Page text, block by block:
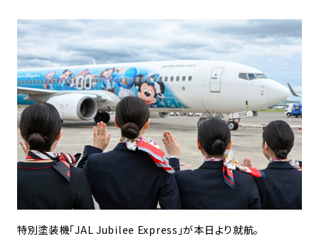
特別塗装機「JAL Jubilee Express」が本日より就航。